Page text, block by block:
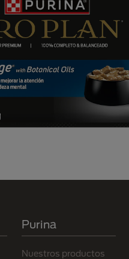
Purina
Nuestros productos